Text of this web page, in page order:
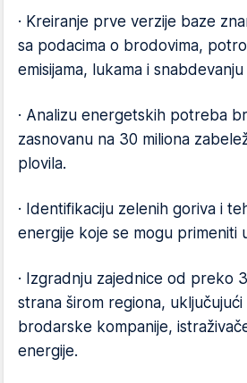
· Kreiranje prve verzije baze
sa podacima o brodovima,
emisijama, lukama i
· Analizu energetskih potreba
zasnovanu na 30 miliona
plovila.
· Identifikaciju zelenih goriva i
energije koje se mogu primeniti
· Izgradnju zajednice od preko
strana širom regiona,
brodarske kompanije,
energije.